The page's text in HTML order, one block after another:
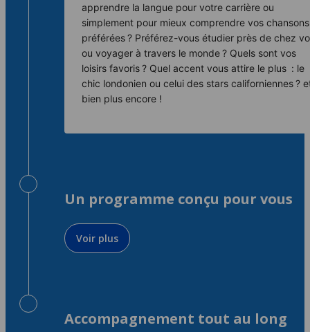
apprendre la langue pour votre carrière ou
simplement pour mieux comprendre vos chansons
préférées ? Préférez-vous étudier près de chez
ou voyager à travers le monde ? Quels sont vos
loisirs favoris ? Quel accent vous attire le plus : le
chic londonien ou celui des stars californiennes ?
bien plus encore !
Un programme conçu pour vous
Voir plus
Accompagnement tout au long